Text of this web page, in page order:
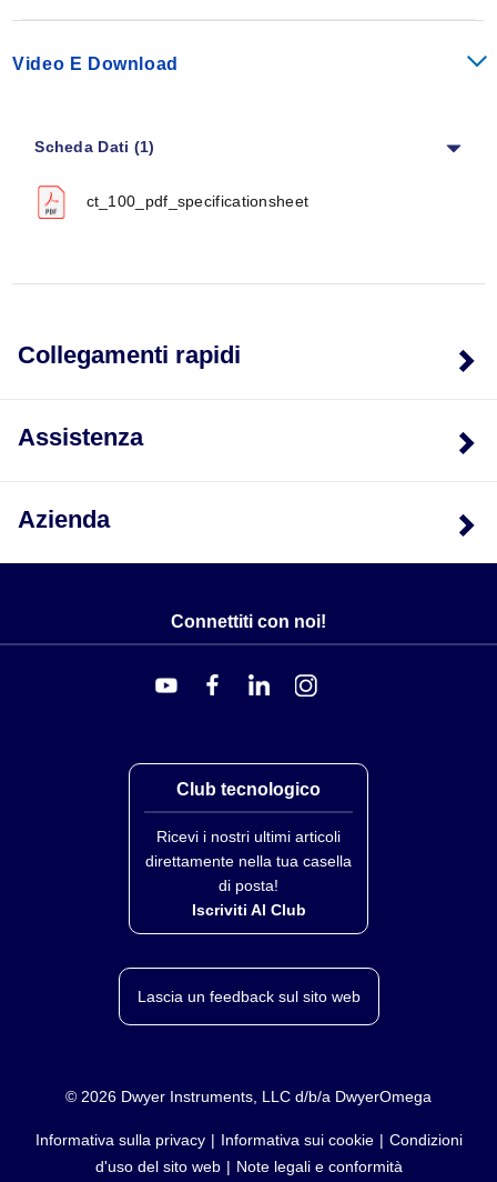
Video E Download
Scheda Dati (1)
ct_100_pdf_specificationsheet
Collegamenti rapidi
Assistenza
Azienda
Connettiti con noi!
Club tecnologico
Ricevi i nostri ultimi articoli
direttamente nella tua casella
di posta!
Iscriviti Al Club
Lascia un feedback sul sito web
© 2026 Dwyer Instruments, LLC d/b/a DwyerOmega
Informativa sulla privacy Informativa sui cookie
Condizioni
d'uso del sito web
Note legali e conformità